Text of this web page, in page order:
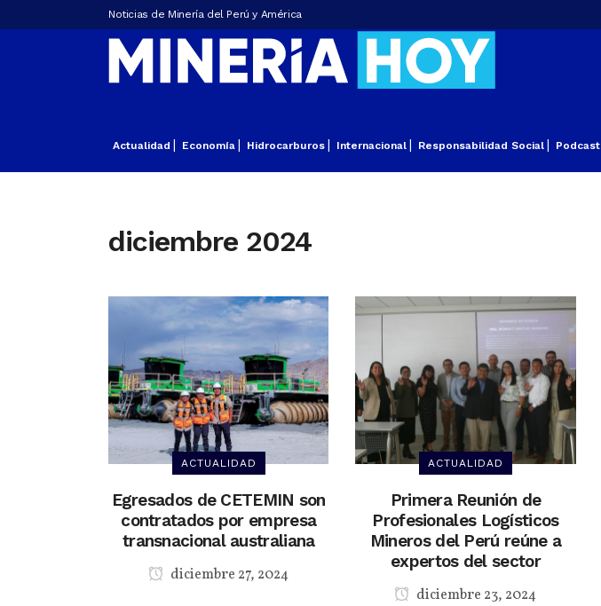
Noticias de Minería del Perú y América
Actualidad Economía Hidrocarburos Internacional Responsabilidad Social Podcast
diciembre 2024
ACTUALIDAD
Egresados de CETEMIN son
contratados por empresa
transnacional australiana
diciembre 27, 2024
ACTUALIDAD
Primera Reunión de
Profesionales Logísticos
Mineros del Perú reúne a
expertos del sector
diciembre 23, 2024